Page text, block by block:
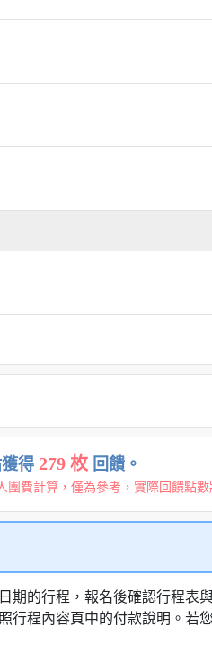
得 279 枚 回饋。
團費計算，僅為參考，實際回饋點
期的行程，報名後確認行程表
行程內容頁中的付款說明。若